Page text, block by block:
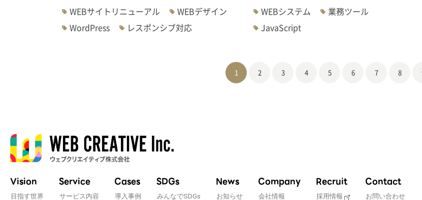
WEBサイトリニューアル
WEBデザイン
WordPress
レスポンシブ対応
WEBシステム
業務ツール
JavaScript
1 2 3 4 5 6 7 8
Vision
目指す世界
Service
サービス内容
Cases
導入事例
SDGs
みんなでSDGs
News
お知らせ
Company
会社情報
Recruit
採用情報
Contact
お問い合わせ